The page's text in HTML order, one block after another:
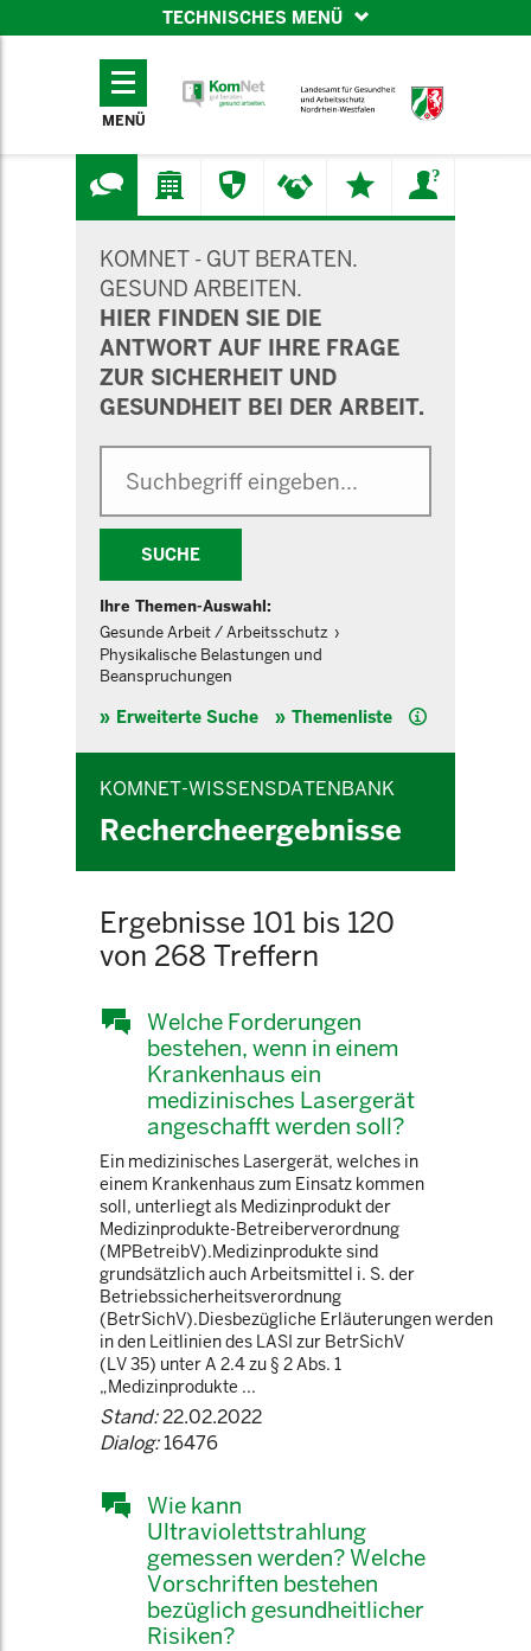
TECHNISCHES MENÜ
TECHNISCHES
MENÜ
KOMNET - GUT BERATEN.
GESUND ARBEITEN.
HIER FINDEN SIE DIE
ANTWORT AUF IHRE FRAGE
ZUR SICHERHEIT UND
GESUNDHEIT BEI DER ARBEIT.
SUCHE
Ihre Themen-Auswahl:
Gesunde Arbeit / Arbeitsschutz
Physikalische Belastungen und
Beanspruchungen
Erweiterte Suche Themenliste Hilfe
KOMNET-WISSENSDATENBANK
Rechercheergebnisse
Ergebnisse 101 bis 120
von 268 Treffern
Welche Forderungen
bestehen, wenn in einem
Krankenhaus ein
medizinisches Lasergerät
angeschafft werden soll?
Ein medizinisches Lasergerät, welches in
einem Krankenhaus zum Einsatz kommen
soll, unterliegt als Medizinprodukt der
Medizinprodukte-Betreiberverordnung
(MPBetreibV).Medizinprodukte sind
grundsätzlich auch Arbeitsmittel i. S. der
Betriebssicherheitsverordnung
(BetrSichV).Diesbezügliche Erläuterungen werden
in den Leitlinien des LASI zur BetrSichV
(LV 35) unter A 2.4 zu § 2 Abs. 1
„Medizinprodukte ...
Stand:22.02.2022
Dialog:16476
Wie kann
Ultraviolettstrahlung
gemessen werden? Welche
Vorschriften bestehen
bezüglich gesundheitlicher
Risiken?